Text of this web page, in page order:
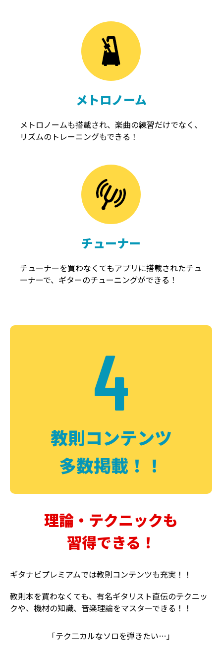
メトロノーム
メトロノームも搭載され、楽曲の練習だけでなく、
リズムのトレーニングもできる！
チューナー
チューナーを買わなくてもアプリに搭載されたチュ
ーナーで、ギターのチューニングができる！
4
教則コンテンツ
多数掲載！！
理論・テクニックも
習得できる！
ギタナビプレミアムでは教則コンテンツも充実！！
教則本を買わなくても、有名ギタリスト直伝のテクニッ
クや、機材の知識、音楽理論をマスターできる！！
「テク二カルなソロを弾きたい…」